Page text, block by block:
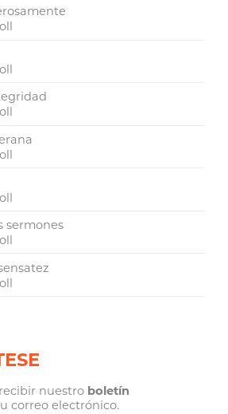
sermones
nuestro boletín
correo electrónico.